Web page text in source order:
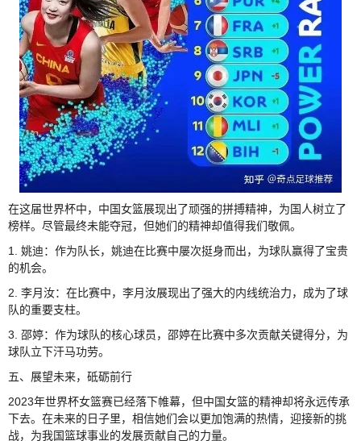
在这届世界杯中，中国女篮展现出了顽强的拼搏精神，为国人树立了
榜样。尽管最终未能夺冠，但她们的精神却值得我们敬佩。
1. 姚迪：作为队长，姚迪在比赛中屡次挺身而出，为球队赢得了宝贵
的机会。
2. 李月汝：在比赛中，李月汝展现出了强大的内线统治力，成为了球
队的重要支柱。
3. 邵婷：作为球队的核心球员，邵婷在比赛中多次贡献关键得分，为
球队立下汗马功劳。
五、展望未来，砥砺前行
2023年世界杯女篮赛已经落下帷幕，但中国女篮的精神却将永远传承
下去。在未来的日子里，相信她们会以更加饱满的热情，迎接新的挑
战，为我国篮球事业的发展贡献自己的力量。